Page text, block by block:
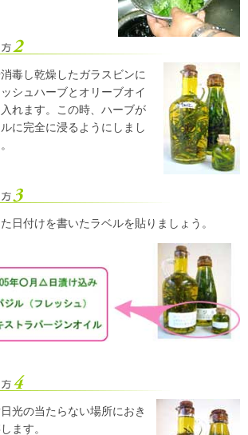
毒し乾燥したガラスビンに
シュハーブとオリーブオイ
れます。この時、ハーブが
に完全に浸るようにしまし
日付けを書いたラベルを貼りましょう。
光の当たらない場所におき
ます。